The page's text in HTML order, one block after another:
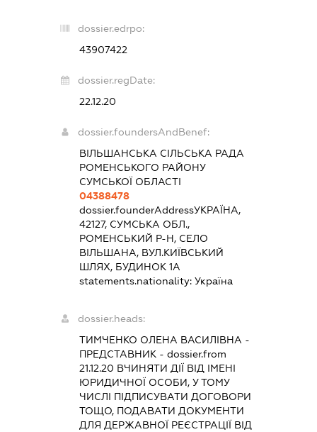
dossier.edrpo:
43907422
dossier.regDate:
22.12.20
dossier.foundersAndBenef:
ВІЛЬШАНСЬКА СІЛЬСЬКА РАДА
РОМЕНСЬКОГО РАЙОНУ
СУМСЬКОЇ ОБЛАСТІ
04388478
dossier.founderAddressУКРАЇНА,
42127, СУМСЬКА ОБЛ.,
РОМЕНСЬКИЙ Р-Н, СЕЛО
ВІЛЬШАНА, ВУЛ.КИЇВСЬКИЙ
ШЛЯХ, БУДИНОК 1А
statements.nationality:Україна
dossier.heads:
ТИМЧЕНКО ОЛЕНА ВАСИЛІВНА -
ПРЕДСТАВНИК - dossier.from
21.12.20 ВЧИНЯТИ ДІЇ ВІД ІМЕНІ
ЮРИДИЧНОЇ ОСОБИ, У ТОМУ
ЧИСЛІ ПІДПИСУВАТИ ДОГОВОРИ
ТОЩО, ПОДАВАТИ ДОКУМЕНТИ
ДЛЯ ДЕРЖАВНОЇ РЕЄСТРАЦІЇ ВІД